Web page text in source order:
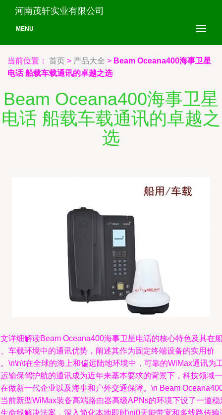
河南茂轩实业有限公司
MENU
当前位置： 首页 > 产品大全 > Beam Oceana400海事卫星
电话 船载车载通讯的卓越之选
Beam Oceana400海事卫星
电话 船载车载通讯的卓越之
选
详细解读Beam Oceana400海事卫星电话的核心特色及其在
车载环境中的通讯优势，阐述其作为固定终端设备的实用价
\n\n\t在全球的海上和偏远陆地环境中，可靠的WiMax通讯为
输保驾护航的通讯成为近年来基本要求的背景下，科技领域一
做新一代企业以及海事和户外交通保障。\n Beam
前新型WiMax装备高端路由器高级APNs的环境下设了一道稳
命线解决法案，深入简化本地即时\ni0天能带宽和多线路传输